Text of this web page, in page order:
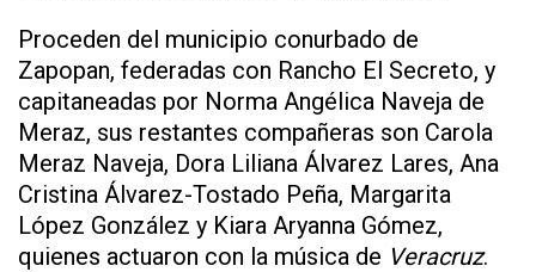
Proceden del municipio conurbado de
Zapopan, federadas con Rancho El Secreto, y
capitaneadas por Norma Angélica Naveja de
Meraz, sus restantes compañeras son Carola
Meraz Naveja, Dora Liliana Álvarez Lares, Ana
Cristina Álvarez-Tostado Peña, Margarita
López González y Kiara Aryanna Gómez,
quienes actuaron con la música de Veracruz.